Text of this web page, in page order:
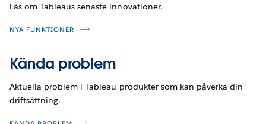
Läs om Tableaus senaste innovationer.
NYA FUNKTIONER
Kända problem
Aktuella problem i Tableau-produkter som kan påverka din
driftsättning.